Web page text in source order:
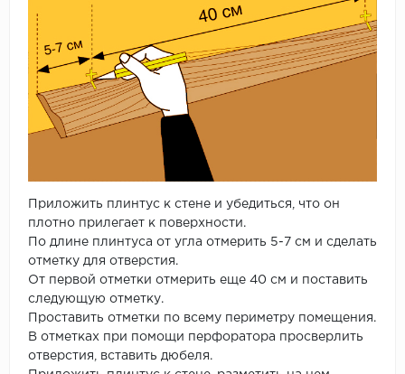
Приложить плинтус к стене и убедиться, что он
плотно прилегает к поверхности.
По длине плинтуса от угла отмерить 5-7 см и сделать
отметку для отверстия.
От первой отметки отмерить еще 40 см и поставить
следующую отметку.
Проставить отметки по всему периметру помещения.
В отметках при помощи перфоратора просверлить
отверстия, вставить дюбеля.